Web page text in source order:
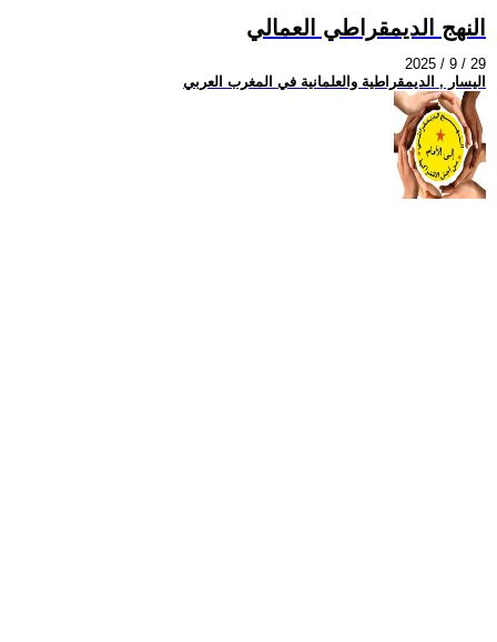
النهج الديمقراطي العمالي
2025 / 9 / 29
اليسار , الديمقراطية والعلمانية في المغرب العربي